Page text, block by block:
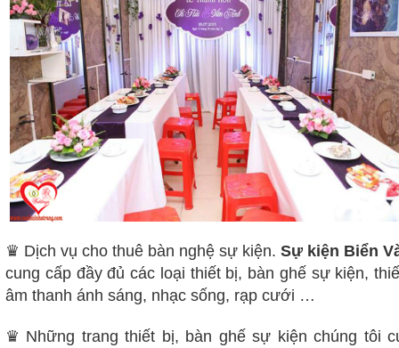
♛ Dịch vụ cho thuê bàn nghệ sự kiện. Sự kiện Biển
cung cấp đầy đủ các loại thiết bị, bàn ghế sự kiện,
âm thanh ánh sáng, nhạc sống, rạp cưới …
♛ Những trang thiết bị, bàn ghế sự kiện chúng tôi